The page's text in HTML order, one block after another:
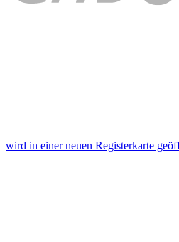
wird in einer neuen Registerkarte